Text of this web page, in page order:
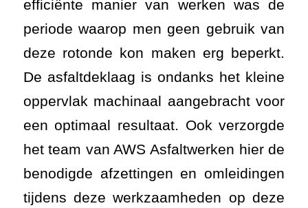
efficiënte manier van werken was de
periode waarop men geen gebruik van
deze rotonde kon maken erg beperkt.
De asfaltdeklaag is ondanks het kleine
oppervlak machinaal aangebracht voor
een optimaal resultaat. Ook verzorgde
het team van AWS Asfaltwerken hier de
benodigde afzettingen en omleidingen
tijdens deze werkzaamheden op deze